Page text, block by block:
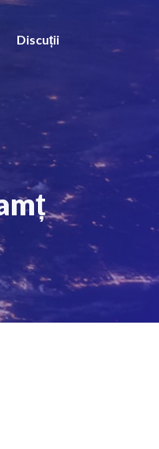
Discuții